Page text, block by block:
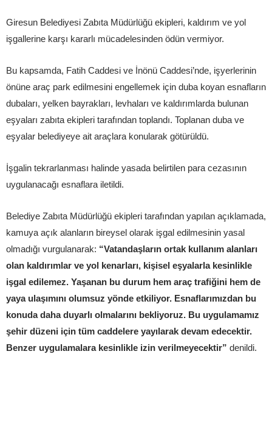
Giresun Belediyesi Zabıta Müdürlüğü ekipleri, kaldırım ve yol
işgallerine karşı kararlı mücadelesinden ödün vermiyor.
Bu kapsamda, Fatih Caddesi ve İnönü Caddesi’nde, işyerlerinin
önüne araç park edilmesini engellemek için duba koyan esnafların
dubaları, yelken bayrakları, levhaları ve kaldırımlarda bulunan
eşyaları zabıta ekipleri tarafından toplandı. Toplanan duba ve
eşyalar belediyeye ait araçlara konularak götürüldü.
İşgalin tekrarlanması halinde yasada belirtilen para cezasının
uygulanacağı esnaflara iletildi.
Belediye Zabıta Müdürlüğü ekipleri tarafından yapılan açıklamada,
kamuya açık alanların bireysel olarak işgal edilmesinin yasal
olmadığı vurgulanarak: “Vatandaşların ortak kullanım alanları
olan kaldırımlar ve yol kenarları, kişisel eşyalarla kesinlikle
işgal edilemez. Yaşanan bu durum hem araç trafiğini hem de
yaya ulaşımını olumsuz yönde etkiliyor. Esnaflarımızdan bu
konuda daha duyarlı olmalarını bekliyoruz. Bu uygulamamız
şehir düzeni için tüm caddelere yayılarak devam edecektir.
Benzer uygulamalara kesinlikle izin verilmeyecektir” denildi.